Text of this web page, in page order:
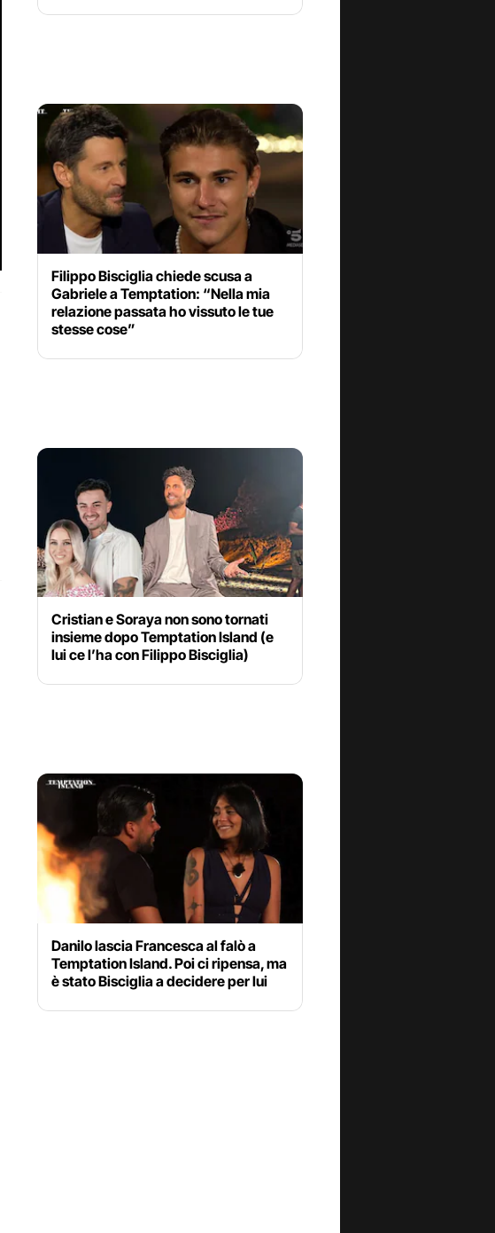
Filippo Bisciglia chiede scusa a
Gabriele a Temptation: “Nella mia
relazione passata ho vissuto le tue
stesse cose”
Cristian e Soraya non sono tornati
insieme dopo Temptation Island (e
lui ce l’ha con Filippo Bisciglia)
Danilo lascia Francesca al falò a
Temptation Island. Poi ci ripensa, ma
è stato Bisciglia a decidere per lui